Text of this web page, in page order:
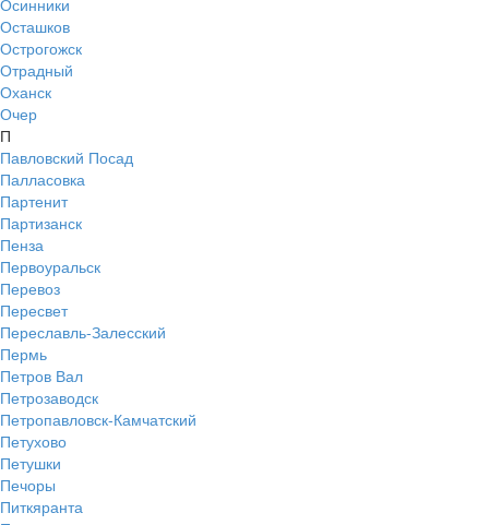
Осинники
Осташков
Острогожск
Отрадный
Оханск
Очер
П
Павловский Посад
Палласовка
Партенит
Партизанск
Пенза
Первоуральск
Перевоз
Пересвет
Переславль-Залесский
Пермь
Петров Вал
Петрозаводск
Петропавловск-Камчатский
Петухово
Петушки
Печоры
Питкяранта